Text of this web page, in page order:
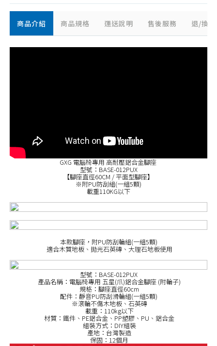
商品介紹 商品規格 運送說明 售後服務 退/換
GXG 電腦椅專用 高耐壓鋁合金腳座
型號：BASE-012PUX
【腳座直徑60CM / 平面型腳座】
※附PU防刮組(一組5顆)
載重110KG以下
本款腳座，附PU防刮輪組(一組5顆)
適合木質地板、拋光石英磚、大理石地板使用
型號：BASE-012PUX
產品名稱：電腦椅專用 五星(爪)鋁合金腳座 (附輪子)
規格：腳座直徑60cm
配件：靜音PU防刮滑輪組(一組5顆)
※滾輪不傷木地板、石英磚
載重：110kg以下
材質：鐵件、PE鋁合金、PP塑膠、PU、鋁合金
組裝方式：DIY組裝
產地：台灣製造
保固：12個月